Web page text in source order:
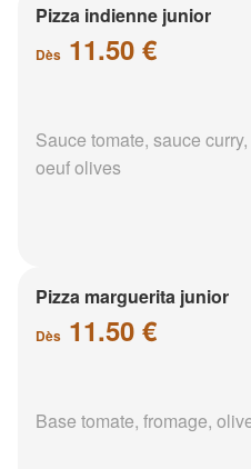
Pizza indienne junior
Dès 11.50 €
Sauce tomate, sauce
oeuf olives
Pizza marguerita junior
Dès 11.50 €
Base tomate, fromage,